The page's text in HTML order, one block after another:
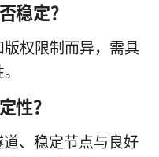
稳定？
权限制而异，需具
性？
、稳定节点与良好